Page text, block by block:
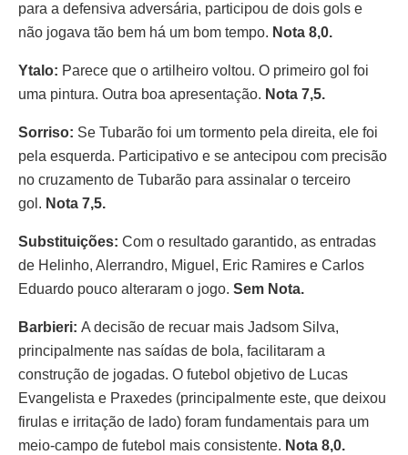
para a defensiva adversária, participou de dois gols e
não jogava tão bem há um bom tempo. Nota 8,0.
Ytalo: Parece que o artilheiro voltou. O primeiro gol foi
uma pintura. Outra boa apresentação. Nota 7,5.
Sorriso: Se Tubarão foi um tormento pela direita, ele foi
pela esquerda. Participativo e se antecipou com precisão
no cruzamento de Tubarão para assinalar o terceiro
gol. Nota 7,5.
Substituições: Com o resultado garantido, as entradas
de Helinho, Alerrandro, Miguel, Eric Ramires e Carlos
Eduardo pouco alteraram o jogo. Sem Nota.
Barbieri: A decisão de recuar mais Jadsom Silva,
principalmente nas saídas de bola, facilitaram a
construção de jogadas. O futebol objetivo de Lucas
Evangelista e Praxedes (principalmente este, que deixou
firulas e irritação de lado) foram fundamentais para um
meio-campo de futebol mais consistente. Nota 8,0.